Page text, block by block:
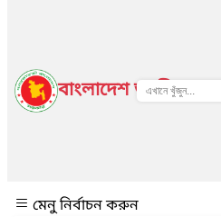
বাংলাদেশ জাতীয় তথ্য
মেনু নির্বাচন করুন